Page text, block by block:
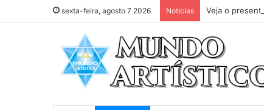
sexta-feira, agosto 7 2026 Notícias Veja o